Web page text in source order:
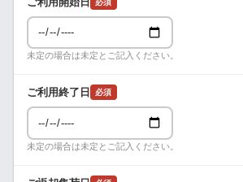
未定の場合は未定とご記入ください。
ご利用終了日 必須
未定の場合は未定とご記入ください。